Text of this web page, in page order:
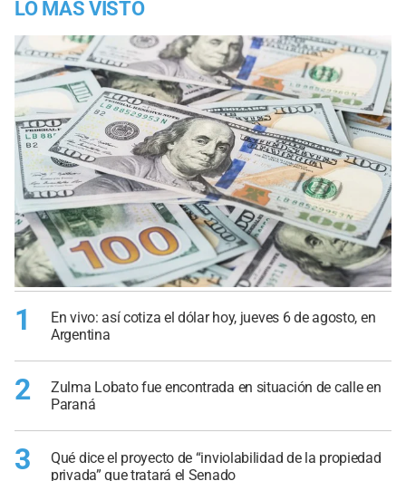
LO MÁS VISTO
1
En vivo: así cotiza el dólar hoy, jueves 6 de agosto, en
Argentina
2
Zulma Lobato fue encontrada en situación de calle en
Paraná
3
Qué dice el proyecto de “inviolabilidad de la propiedad
privada” que tratará el Senado